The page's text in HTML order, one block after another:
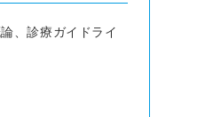
、診療ガイドライ